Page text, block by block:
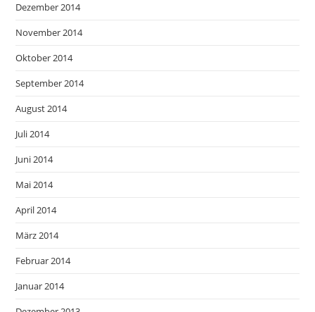
Dezember 2014
November 2014
Oktober 2014
September 2014
August 2014
Juli 2014
Juni 2014
Mai 2014
April 2014
März 2014
Februar 2014
Januar 2014